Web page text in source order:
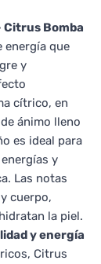
Citrus Bomba
energía que
y
cítrico, en
ánimo lleno
es ideal para
y
Las notas
cuerpo,
la piel.
y energía
Citrus